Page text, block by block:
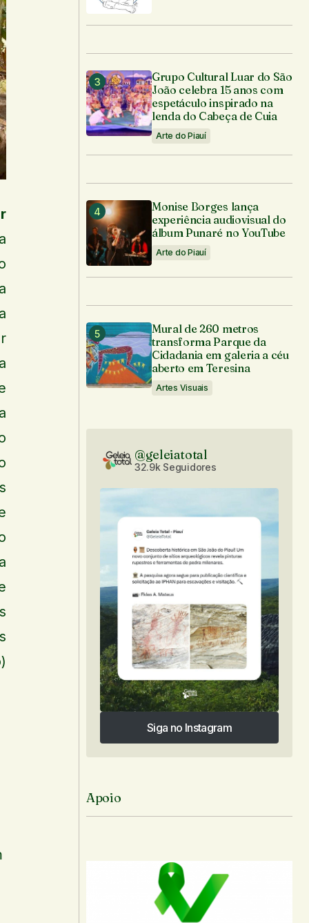
Grupo Cultural Luar do São
João celebra 15 anos com
espetáculo inspirado na
lenda do Cabeça de Cuia
Arte do Piauí
Monise Borges lança
experiência audiovisual do
álbum Punaré no YouTube
Arte do Piauí
Mural de 260 metros
transforma Parque da
Cidadania em galeria a céu
aberto em Teresina
Artes Visuais
@geleiatotal
32.9k Seguidores
Siga no Instagram
Siga no Instagram
Apoio